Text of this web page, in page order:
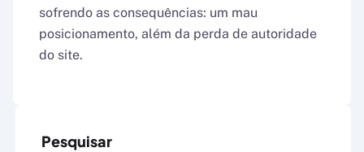
sofrendo as consequências: um mau
posicionamento, além da perda de autoridade
do site.
Pesquisar